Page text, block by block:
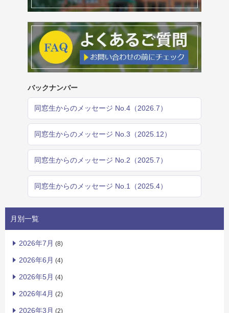
バックナンバー
同窓生からのメッセージ No.4（2026.7）
同窓生からのメッセージ No.3（2025.12）
同窓生からのメッセージ No.2（2025.7）
同窓生からのメッセージ No.1（2025.4）
月別一覧
2026年7月 (8)
2026年6月 (4)
2026年5月 (4)
2026年4月 (2)
2026年3月 (2)